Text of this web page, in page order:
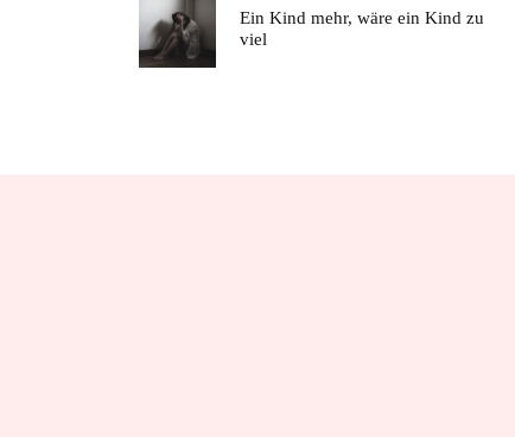
Ein Kind mehr, wäre ein Kind zu
viel